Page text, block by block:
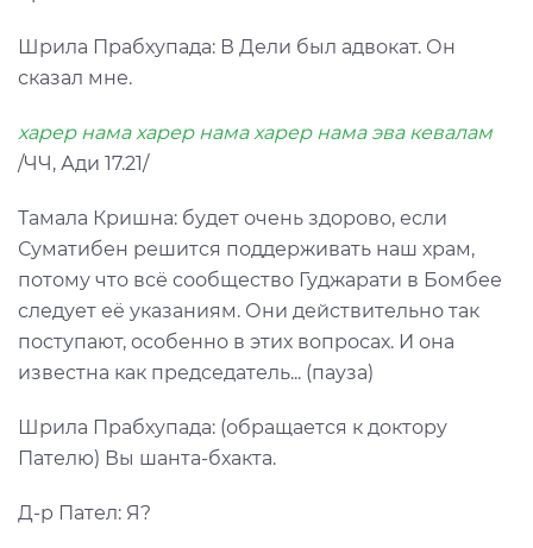
Шрила Прабхупада: В Дели был адвокат. Он
сказал мне.
харер нама харер нама харер нама эва кевалам
/ЧЧ, Ади 17.21/
Тамала Кришна: будет очень здорово, если
Суматибен решится поддерживать наш храм,
потому что всё сообщество Гуджарати в Бомбее
следует её указаниям. Они действительно так
поступают, особенно в этих вопросах. И она
известна как председатель... (пауза)
Шрила Прабхупада: (обращается к доктору
Пателю) Вы шанта-бхакта.
Д-р Пател: Я?